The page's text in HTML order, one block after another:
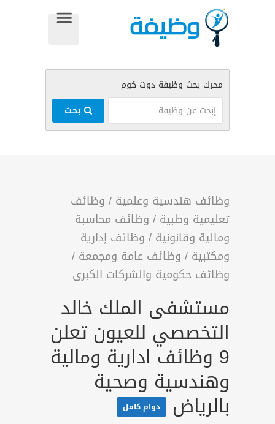
وظائف هندسية وعلمية / وظائف
تعليمية وطبية / وظائف محاسبة
ومالية وقانونية / وظائف إدارية
ومكتبية / وظائف عامة ومجمعة /
وظائف حكومية والشركات الكبرى
مستشفى الملك خالد
التخصصي للعيون تعلن
9 وظائف ادارية ومالية
وهندسية وصحية
بالرياض دوام كامل